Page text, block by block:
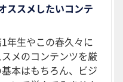
ススメしたいコンテ
年生やこの春久々に
メのコンテンツを厳
本はもちろん、ビジ